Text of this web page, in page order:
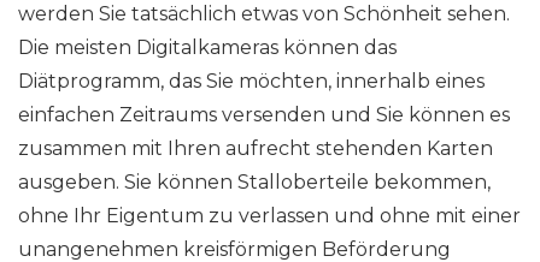
werden Sie tatsächlich etwas von Schönheit sehen.
Die meisten Digitalkameras können das
Diätprogramm, das Sie möchten, innerhalb eines
einfachen Zeitraums versenden und Sie können es
zusammen mit Ihren aufrecht stehenden Karten
ausgeben. Sie können Stalloberteile bekommen,
ohne Ihr Eigentum zu verlassen und ohne mit einer
unangenehmen kreisförmigen Beförderung